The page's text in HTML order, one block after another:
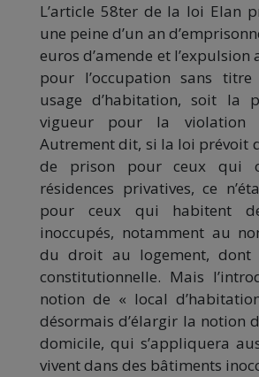
L’article 58ter de la loi Elan
une peine d’un an
euros d’amende et
pour l’occupation sans
usage d’habitation, soit la
vigueur pour la violation
Autrement dit, si la loi prévoit
de prison pour ceux qui
résidences privatives, ce
pour ceux qui habitent
inoccupés, notamment au
du droit au logement, dont
constitutionnelle. Mais
notion de « local
désormais d’élargir la notion
domicile, qui s’appliquera
vivent dans des bâtiments